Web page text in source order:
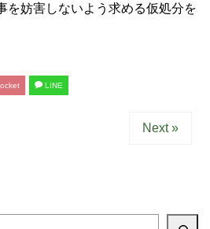
を妨害しないよう求める仮処分を
LINE
Next »